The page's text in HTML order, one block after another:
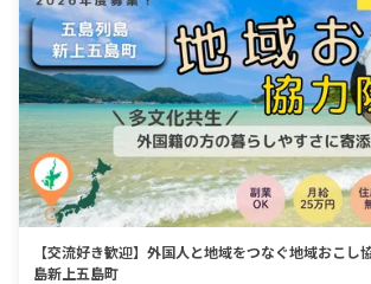
【交流好き歓迎】外国人と地域をつなぐ地域おこし
島新上五島町